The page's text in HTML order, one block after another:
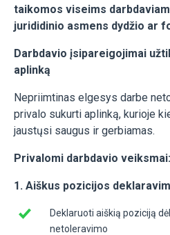
taikomos viseims
jurididinio asmens dydžio ar
Darbdavio įsipareigojimai
aplinką
Nepriimtinas elgesys darbe
privalo sukurti aplinką, kurioje
jaustųsi saugus ir gerbiamas.
Privalomi darbdavio veiksmai:
1. Aiškus pozicijos
Deklaruoti aiškią poziciją
netoleravimo